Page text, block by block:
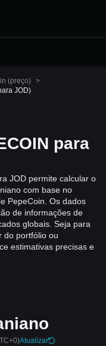
(preço) >
JOD)
para
JOD permite calcular o
com base no
PepeCoin. Os dados
de informações de
globais. Seja para
do portfólio ou
estimativas precisas e
Atualizar